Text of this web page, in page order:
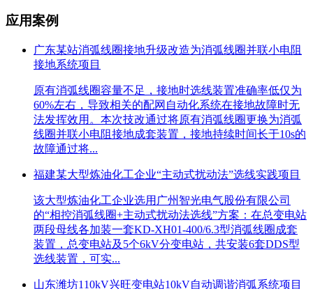
应用案例
广东某站消弧线圈接地升级改造为消弧线圈并联小电阻
接地系统项目
原有消弧线圈容量不足，接地时选线装置准确率低仅为
60%左右，导致相关的配网自动化系统在接地故障时无
法发挥效用。本次技改通过将原有消弧线圈更换为消弧
线圈并联小电阻接地成套装置，接地持续时间长于10s的
故障通过将...
福建某大型炼油化工企业“主动式扰动法”选线实践项目
该大型炼油化工企业选用广州智光电气股份有限公司
的“相控消弧线圈+主动式扰动法选线”方案：在总变电站
两段母线各加装一套KD-XH01-400/6.3型消弧线圈成套
装置，总变电站及5个6kV分变电站，共安装6套DDS型
选线装置，可实...
山东潍坊110kV兴旺变电站10kV自动调谐消弧系统项目